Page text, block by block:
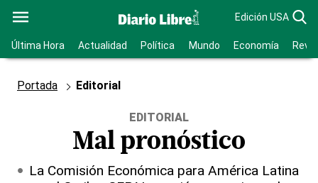
Edición USA
Última Hora Actualidad Política Mundo Economía
Portada Editorial
EDITORIAL
Mal pronóstico
La Comisión Económica para América Latina